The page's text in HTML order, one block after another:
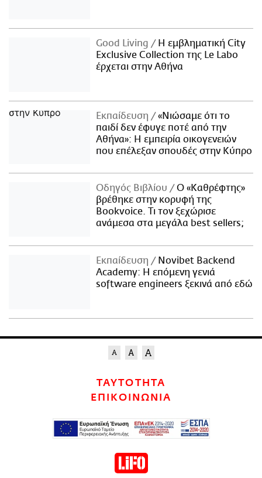
Good Living
Η εμβληματική City
Exclusive Collection της Le Labo
έρχεται στην Αθήνα
Εκπαίδευση
«Νιώσαμε ότι το
παιδί δεν έφυγε ποτέ από την
Αθήνα»: Η εμπειρία οικογενειών
που επέλεξαν σπουδές στην Κύπρο
Οδηγός Βιβλίου
Ο «Καθρέφτης»
βρέθηκε στην κορυφή της
Bookvoice. Τι τον ξεχώρισε
ανάμεσα στα μεγάλα best sellers;
Εκπαίδευση
Novibet Backend
Academy: Η επόμενη γενιά
software engineers ξεκινά από εδώ
ΤΑΥΤΟΤΗΤΑ
ΕΠΙΚΟΙΝΩΝΙΑ